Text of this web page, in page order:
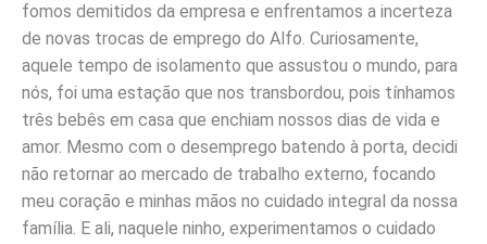
fomos demitidos da empresa e enfrentamos a incerteza
de novas trocas de emprego do Alfo. Curiosamente,
aquele tempo de isolamento que assustou o mundo, para
nós, foi uma estação que nos transbordou, pois tínhamos
três bebês em casa que enchiam nossos dias de vida e
amor. Mesmo com o desemprego batendo à porta, decidi
não retornar ao mercado de trabalho externo, focando
meu coração e minhas mãos no cuidado integral da nossa
família. E ali, naquele ninho, experimentamos o cuidado